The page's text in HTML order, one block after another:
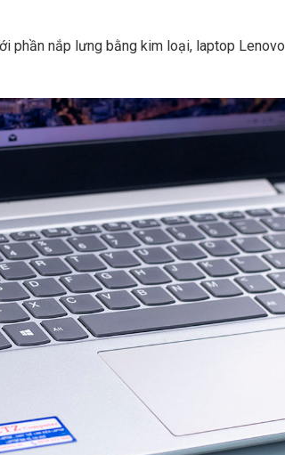
phần nắp lưng bằng kim loại, laptop Lenovo